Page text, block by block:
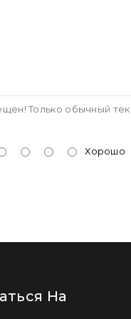
Только обычный
Хорошо
На